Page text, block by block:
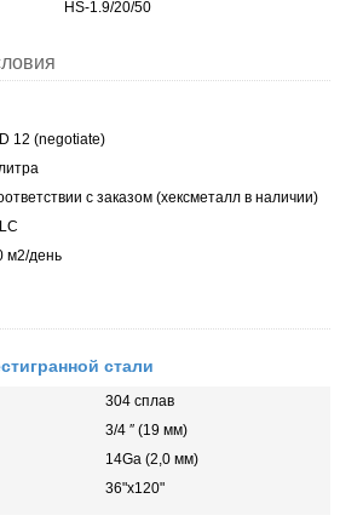
HS-1.9/20/50
12 (negotiate)
с заказом (хексметалл в наличии)
м2/день
стали
304 сплав
3/4 ′′ (19 мм)
14Ga (2,0 мм)
36"x120"